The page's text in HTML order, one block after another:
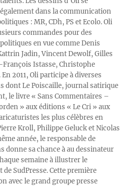
dans la communication
: MR, CDh, PS et Ecolo. Oli
commandes pour des
en vue comme Denis
Jadin, Vincent Dewolf, Gilles
François Istasse, Christophe
2011, Oli participe à diverses
dont Le Poiscaille, journal satirique
le livre « Sans Commentaires –
» aux éditions « Le Cri » aux
les plus célèbres en
Kroll, Philippe Geluck et Nicolas
année, le responsable de
donne sa chance à au dessinateur
semaine à illustrer le
de SudPresse. Cette première
avec le grand groupe presse